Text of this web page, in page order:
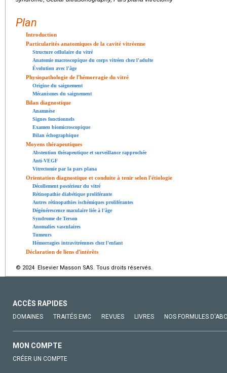
Plan
Introduction
Particularités anatomiques de la cavité vitréenne
Structure cellulaire du vitré
Anatomie macroscopique du corps vitréen chez l'adulte
Évolution avec l'âge
Physiopathologie de l'hémorragie du vitré
Origine du saignement
Mécanismes du saignement
Bilan diagnostique
Anamnèse
Signes fonctionnels
Examen biomicroscopique
Bilan échographique
Moyens thérapeutiques
Abstention thérapeutique et surveillance rapprochée
Anti-VEGF
Vitrectomie par la pars plana
Orientation diagnostique et conduite à tenir selon l'étiologie
Décollement postérieur du vitré
Rétinopathie diabétique proliférante
Autres rétinopathies ischémiques proliférantes
Dégénérescence maculaire liée à l'âge
Syndrome de Terson
Anomalies vasculaires
Tumeurs
Hémorragies intravitréennes chez l'enfant
Déclaration de liens d'intérêts
© 2024 Elsevier Masson SAS. Tous droits réservés.
ACCÈS RAPIDES
DOMAINES TRAITÉS EMC REVUES LIVRES NOS FORMULES
MON COMPTE
CRÉER UN COMPTE